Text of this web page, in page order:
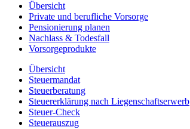
Übersicht
Private und berufliche Vorsorge
Pensionierung planen
Nachlass & Todesfall
Vorsorgeprodukte
Übersicht
Steuermandat
Steuerberatung
Steuererklärung nach Liegenschaftserwerb
Steuer-Check
Steuerauszug